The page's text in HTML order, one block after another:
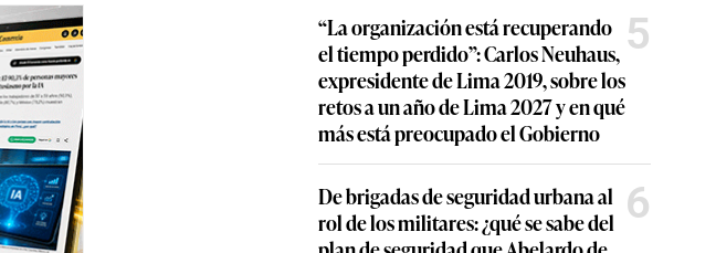
“La organización está recuperando
el tiempo perdido”: Carlos Neuhaus,
expresidente de Lima 2019, sobre los
retos a un año de Lima 2027 y en qué
más está preocupado el Gobierno
5
De brigadas de seguridad urbana al
rol de los militares: ¿qué se sabe del 6